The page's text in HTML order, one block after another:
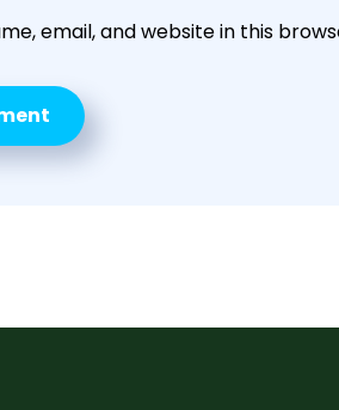
email, and website in this